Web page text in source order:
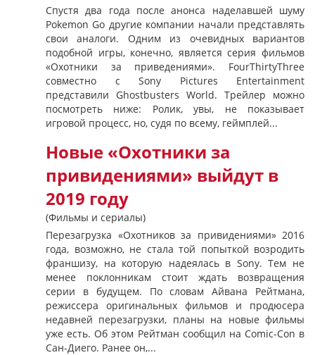
Спустя два года после анонса наделавшей шуму
Pokemon Go другие компании начали представлять
свои аналоги. Одним из очевидных вариантов
подобной игры, конечно, является серия фильмов
«Охотники за приведениями». FourThirtyThree
совместно с Sony Pictures Entertainment
представили Ghostbusters World. Трейлер можно
посмотреть ниже: Ролик, увы, не показывает
игровой процесс, но, судя по всему, геймплей...
Новые «Охотники за
привидениями» выйдут в
2019 году
(Фильмы и сериалы)
Перезагрузка «Охотников за привидениями» 2016
года, возможно, не стала той попыткой возродить
франшизу, на которую надеялась в Sony. Тем не
менее поклонникам стоит ждать возвращения
серии в будущем. По словам Айвана Рейтмана,
режиссера оригинальных фильмов и продюсера
недавней перезагрузки, планы на новые фильмы
уже есть. Об этом Рейтман сообщил на Comic-Con в
Сан-Диего. Ранее он,...